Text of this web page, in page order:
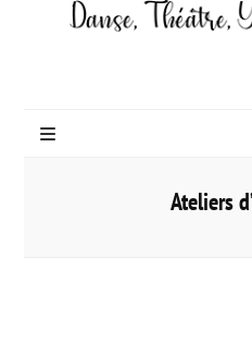
Ateliers